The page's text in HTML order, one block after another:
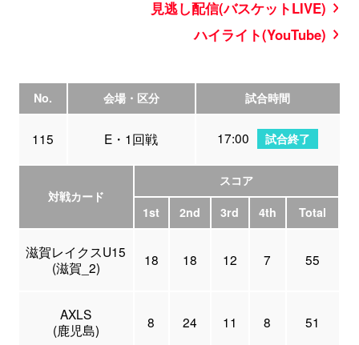
見逃し配信(バスケットLIVE)
ハイライト(YouTube)
No. 会場・区分 試合時間
115 E・1回戦 17:00 試合終了
対戦カード
スコア
1st
2nd 3rd 4th Total
滋賀レイクスU15
(滋賀_2)
18 18 12 7 55
AXLS
(鹿児島)
8 24 11 8 51